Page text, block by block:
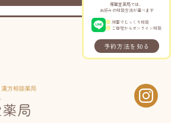
厚麗堂薬局では、
お好みの相談方法が選べます
対面でじっくり相談
ご自宅からオンライン相談
予約方法を知る